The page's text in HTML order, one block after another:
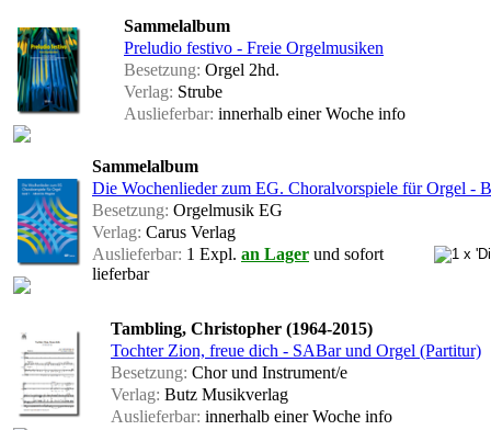
Sammelalbum
Preludio festivo - Freie Orgelmusiken
Besetzung: Orgel 2hd.
Verlag: Strube
Auslieferbar: innerhalb einer Woche info
Sammelalbum
Die Wochenlieder zum EG. Choralvorspiele für Orgel -
Besetzung: Orgelmusik EG
Verlag: Carus Verlag
Auslieferbar: 1 Expl. an Lager und sofort
lieferbar
Tambling, Christopher (1964-2015)
Tochter Zion, freue dich - SABar und Orgel (Partitur)
Besetzung: Chor und Instrument/e
Verlag: Butz Musikverlag
Auslieferbar: innerhalb einer Woche info